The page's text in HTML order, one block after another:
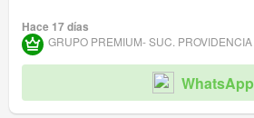
Hace 17 días
GRUPO PREMIUM- SUC. PROVIDENCIA
WhatsApp